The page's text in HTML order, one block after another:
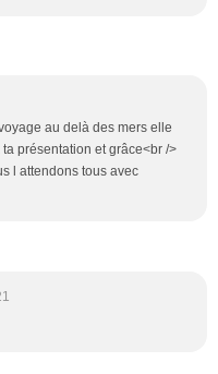
au delà des mers elle
présentation et grâce<br />
l attendons tous avec